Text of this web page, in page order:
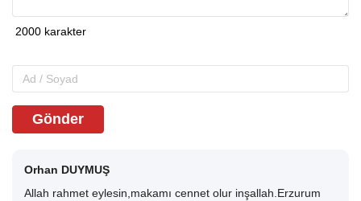
Gönder
Orhan DUYMUŞ
Allah rahmet eylesin,makamı cennet olur inşallah.Erzurum